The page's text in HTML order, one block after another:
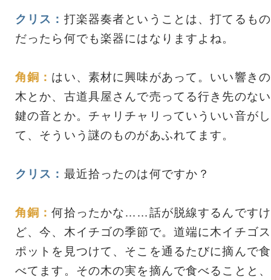
クリス： 打楽器奏者ということは、打てるもの
だったら何でも楽器にはなりますよね。
角銅： はい、素材に興味があって。いい響きの
木とか、古道具屋さんで売ってる行き先のない
鍵の音とか。チャリチャリっていういい音がし
て、そういう謎のものがあふれてます。
クリス： 最近拾ったのは何ですか？
角銅：何拾ったかな……話が脱線するんですけ
ど、今、木イチゴの季節で。道端に木イチゴス
ポットを見つけて、そこを通るたびに摘んで食
べてます。その木の実を摘んで食べることと、